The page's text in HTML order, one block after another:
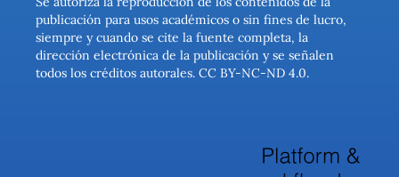
publicación para usos académicos o sin fines de lucro,
siempre y cuando se cite la fuente completa, la
dirección electrónica de la publicación y se señalen
todos los créditos autorales. CC BY-NC-ND 4.0.